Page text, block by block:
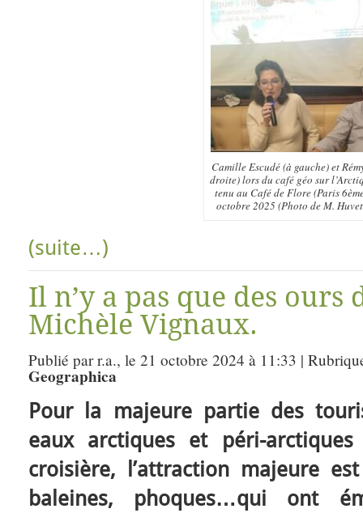
Camille Escudé (à gauche) et
droite) lors du café géo sur
tenu au Café de Flore (Paris
octobre 2025 (Photo de M.
(suite…)
Il n’y a pas que des
Michèle Vignaux.
Publié par r.a., le 21 octobre 2024 à 11:33 |
Geographica
Pour la majeure partie des
eaux arctiques et péri-
croisière, l’attraction majeure
baleines, phoques…qui ont